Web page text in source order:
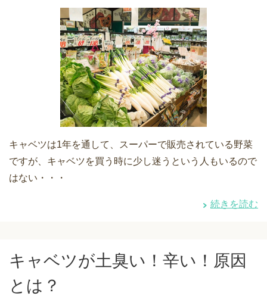
キャベツは1年を通して、スーパーで販売されている野菜
ですが、キャベツを買う時に少し迷うという人もいるので
はない・・・
続きを読む
キャベツが土臭い！辛い！原因
とは？